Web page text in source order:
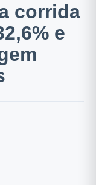
corrida
e